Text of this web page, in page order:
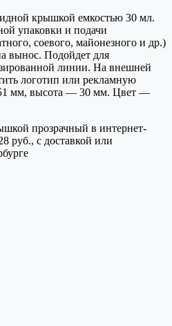
крышкой емкостью 30 мл.
упаковки и подачи
соевого, майонезного и др.)
вынос. Подойдет для
линии. На внешней
логотип или рекламную
мм, высота — 30 мм. Цвет —
прозрачный в интернет-
руб., с доставкой или